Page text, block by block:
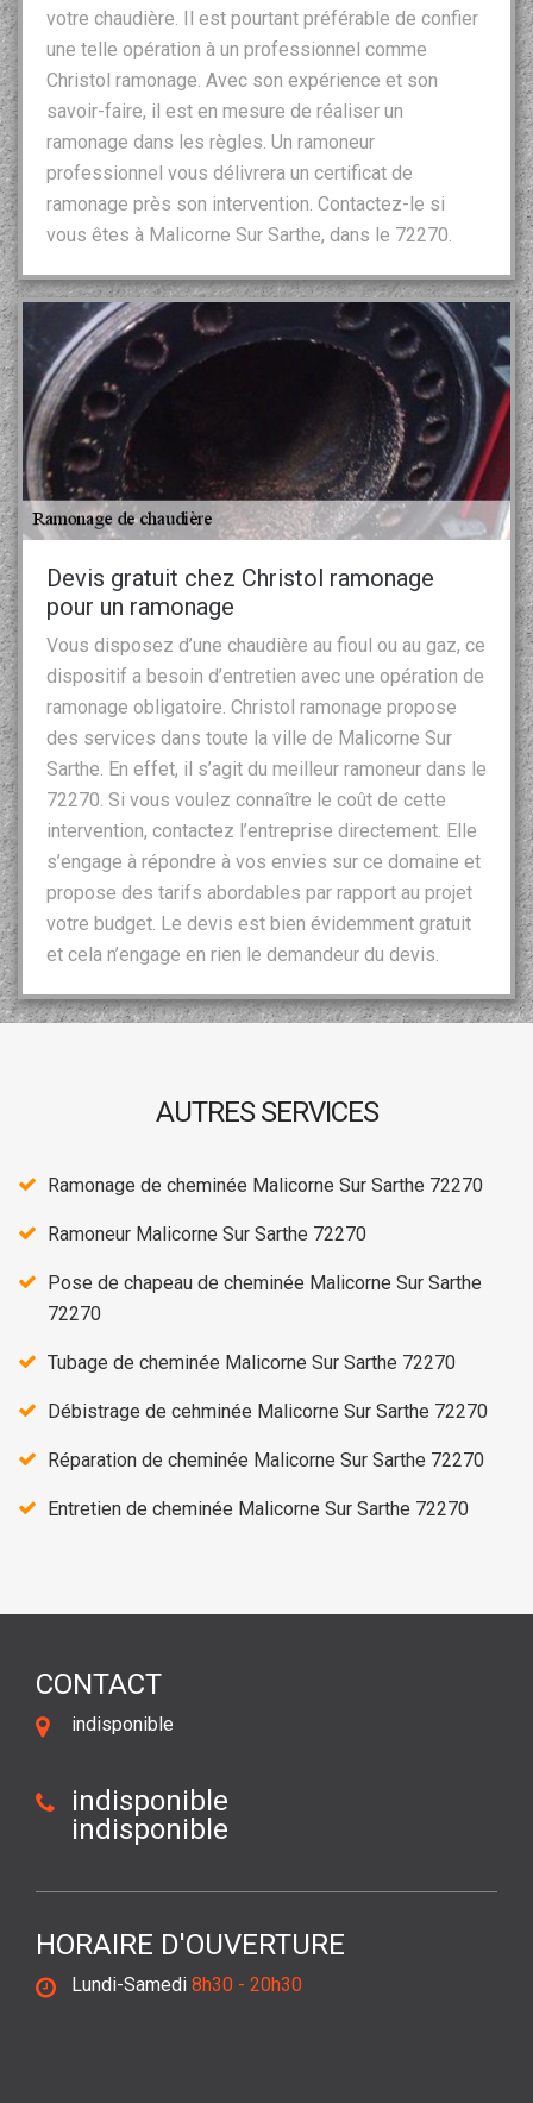
votre chaudière. Il est pourtant préférable de confier
une telle opération à un professionnel comme
Christol ramonage. Avec son expérience et son
savoir-faire, il est en mesure de réaliser un
ramonage dans les règles. Un ramoneur
professionnel vous délivrera un certificat de
ramonage près son intervention. Contactez-le si
vous êtes à Malicorne Sur Sarthe, dans le 72270.
Devis gratuit chez Christol ramonage
pour un ramonage
Vous disposez d’une chaudière au fioul ou au gaz, ce
dispositif a besoin d’entretien avec une opération de
ramonage obligatoire. Christol ramonage propose
des services dans toute la ville de Malicorne Sur
Sarthe. En effet, il s’agit du meilleur ramoneur dans le
72270. Si vous voulez connaître le coût de cette
intervention, contactez l’entreprise directement. Elle
s’engage à répondre à vos envies sur ce domaine et
propose des tarifs abordables par rapport au projet
votre budget. Le devis est bien évidemment gratuit
et cela n’engage en rien le demandeur du devis.
AUTRES SERVICES
Ramonage de cheminée Malicorne Sur Sarthe 72270
Ramoneur Malicorne Sur Sarthe 72270
Pose de chapeau de cheminée Malicorne Sur Sarthe
72270
Tubage de cheminée Malicorne Sur Sarthe 72270
Débistrage de cehminée Malicorne Sur Sarthe 72270
Réparation de cheminée Malicorne Sur Sarthe 72270
Entretien de cheminée Malicorne Sur Sarthe 72270
CONTACT
indisponible
indisponible
indisponible
HORAIRE D'OUVERTURE
Lundi-Samedi 8h30 - 20h30